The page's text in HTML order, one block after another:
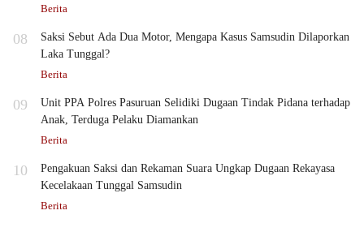
Berita
08
Saksi Sebut Ada Dua Motor, Mengapa Kasus Samsudin Dilaporkan
Laka Tunggal?
Berita
09
Unit PPA Polres Pasuruan Selidiki Dugaan Tindak Pidana terhadap
Anak, Terduga Pelaku Diamankan
Berita
10
Pengakuan Saksi dan Rekaman Suara Ungkap Dugaan Rekayasa
Kecelakaan Tunggal Samsudin
Berita